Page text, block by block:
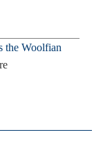
the Woolfian